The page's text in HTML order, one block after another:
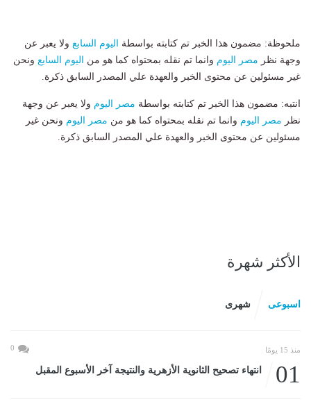
ملحوظة: مضمون هذا الخبر تم كتابته بواسطة اليوم السابع ولا يعبر عن
وجهة نظر مصر اليوم وانما تم نقله بمحتواه كما هو من اليوم السابع ونحن
غير مسئولين عن محتوى الخبر والعهدة علي المصدر السابق ذكرة.
انتبه: مضمون هذا الخبر تم كتابته بواسطة مصر اليوم ولا يعبر عن وجهة
نظر مصر اليوم وانما تم نقله بمحتواه كما هو من مصر اليوم ونحن غير
مسئولين عن محتوى الخبر والعهدة علي المصدر السابق ذكرة.
الأكثر شهرة
اسبوعى شهرى
منذ 15 يومًا 0
01 انتهاء تصحيح الثانوية الأزهرية والنتيجة آخر الأسبوع المقبل